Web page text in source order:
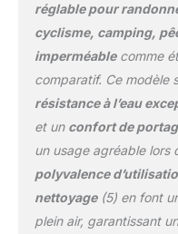
réglable pour
cyclisme, camping,
imperméablecomme
comparatif. Ce modèle
résistance à l’eau
et un confort de
un usage agréable lors
polyvalence
nettoyage(5) en font
plein air, garantissant